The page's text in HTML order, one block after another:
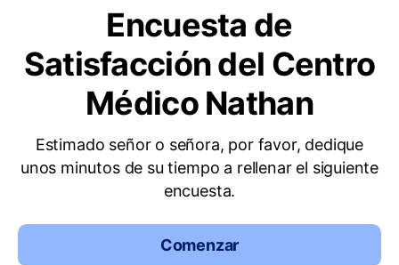
Encuesta de
Satisfacción del Centro
Médico Nathan
Estimado señor o señora, por favor, dedique
unos minutos de su tiempo a rellenar el siguiente
encuesta.
Comenzar